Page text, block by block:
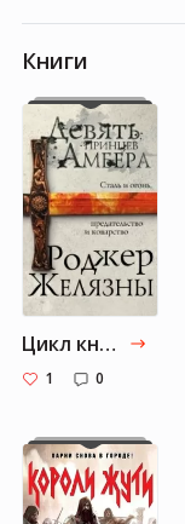
Книги
Цикл книг «Хроники Амбера»
1 0